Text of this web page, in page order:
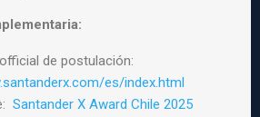
de postulación:
es/index.html
Santander X Award Chile 2025